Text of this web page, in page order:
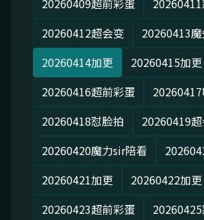
20260409超前彩蛋
20260412超会变
20260413
20260414加更
20260415加更
20260416超前彩蛋
20260418怼脸拍
20260419
20260420魔力sir陪看
20260421加更
20260422加更
20260423超前彩蛋